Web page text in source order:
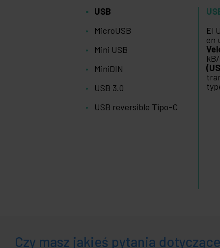
USB
MicroUSB
Mini USB
MiniDIN
USB 3.0
USB reversible Tipo-C
El
en
Czy masz jakieś pytania